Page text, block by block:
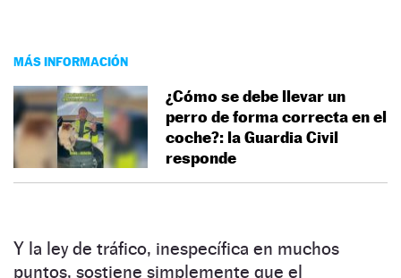
MÁS INFORMACIÓN
¿Cómo se debe llevar un
perro de forma correcta en el
coche?: la Guardia Civil
responde
Y la ley de tráfico, inespecífica en muchos
puntos, sostiene simplemente que el